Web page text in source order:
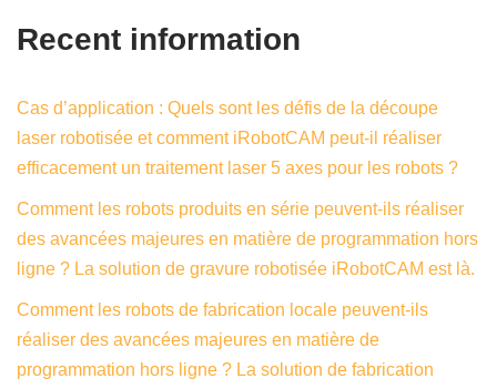
Recent information
Cas d’application : Quels sont les défis de la découpe
laser robotisée et comment iRobotCAM peut-il réaliser
efficacement un traitement laser 5 axes pour les robots ?
Comment les robots produits en série peuvent-ils réaliser
des avancées majeures en matière de programmation hors
ligne ? La solution de gravure robotisée iRobotCAM est là.
Comment les robots de fabrication locale peuvent-ils
réaliser des avancées majeures en matière de
programmation hors ligne ? La solution de fabrication